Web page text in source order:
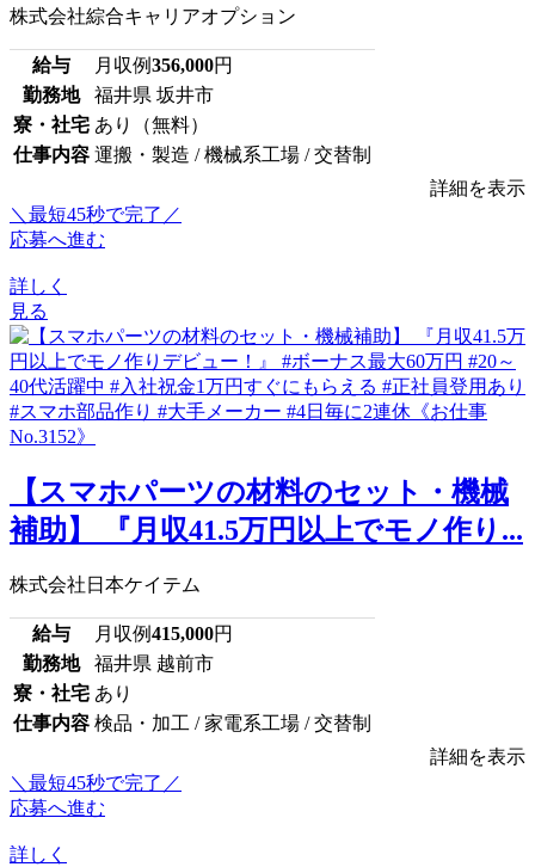
株式会社綜合キャリアオプション
給与 月収例356,000円
勤務地
福井県 坂井市
寮・社宅 あり（無料）
仕事内容 運搬・製造 / 機械系工場 / 交替制
詳細を表示
＼最短45秒で完了／
応募へ進む
詳しく
見る
【スマホパーツの材料のセット・機械
補助】 『月収41.5万円以上でモノ作り...
株式会社日本ケイテム
給与 月収例415,000円
勤務地
福井県 越前市
寮・社宅 あり
仕事内容 検品・加工 / 家電系工場 / 交替制
詳細を表示
＼最短45秒で完了／
応募へ進む
詳しく